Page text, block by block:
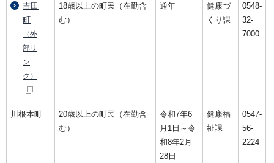
吉田
町
（外
部リ
ン
ク）
18歳以上の町民（在勤含
む）
通年
健康づ
くり課
0548-
32-
7000
川根本町
20歳以上の町民（在勤含
む）
令和7年6
月1日～令
和8年2月
28日
健康福
祉課
0547-
56-
2224